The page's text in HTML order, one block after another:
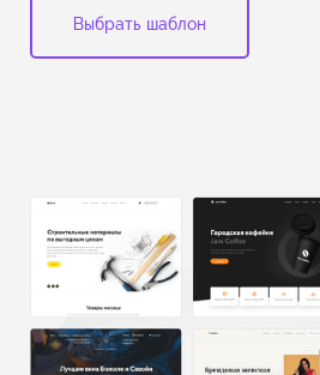
Выбрать шаблон